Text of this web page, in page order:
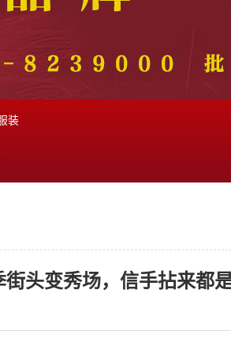
装
头变秀场，信手拈来都